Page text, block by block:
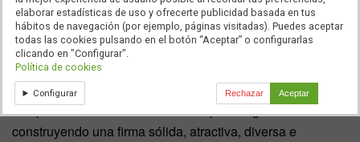
ingeniería de datos y desarrollo y 552 en Engagement,
Comunicación Corporativa y Financiera, Asuntos Públicos,
Crisis y Riegos, y Formación.
Para LLYC, este reconocimiento es una muestra de que la
compañía lleva el camino correcto para seguir
construyendo una firma sólida, atractiva, diversa e
elaborar estadísticas de uso y ofrecerte publicidad basada en tus
hábitos de navegación (por ejemplo, páginas visitadas). Puedes aceptar
todas las cookies pulsando en el botón “Aceptar” o configurarlas
clicando en "Configurar".
Política de cookies
Configurar Rechazar Aceptar